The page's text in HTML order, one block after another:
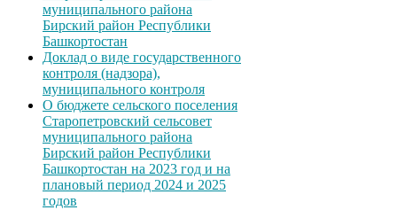
муниципального района
Бирский район Республики
Башкортостан
Доклад о виде государственного
контроля (надзора),
муниципального контроля
О бюджете сельского поселения
Старопетровский сельсовет
муниципального района
Бирский район Республики
Башкортостан на 2023 год и на
плановый период 2024 и 2025
годов